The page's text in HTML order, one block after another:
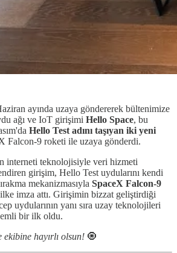
ayında uzaya göndererek bültenimize
ağı ve IoT girişimi Hello Space, bu
Hello Test adını taşıyan iki yeni
Falcon-9 roketi ile uzaya gönderdi.
interneti teknolojisiyle veri hizmeti
girişim, Hello Test uydularını kendi
mekanizmasıyla SpaceX Falcon-9
imza attı. Girişimin bizzat geliştirdiği
uydularının yanı sıra uzay teknolojileri
bir ilk oldu.
hayırlı olsun! 🧿